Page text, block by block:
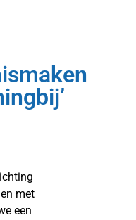
met
een